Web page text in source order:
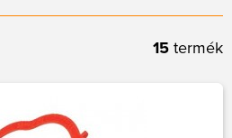
15 termék